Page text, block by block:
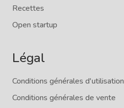
Recettes
Open startup
Légal
Conditions générales d'utilisation
Conditions générales de vente